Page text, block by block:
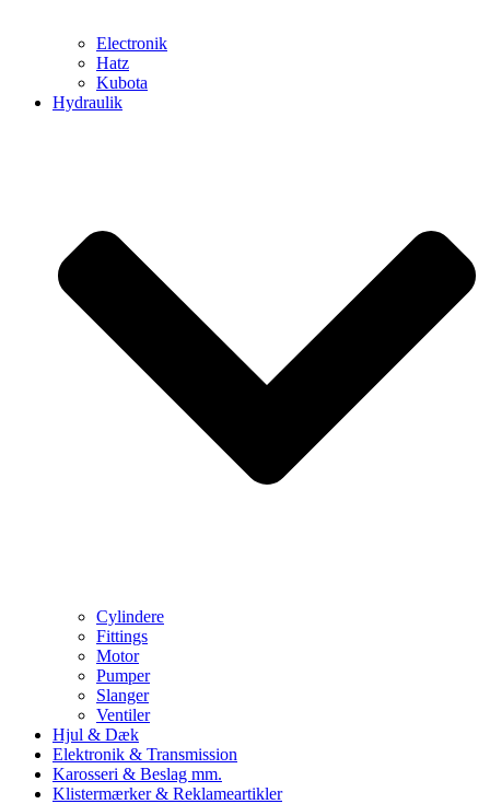
Electronik
Hatz
Kubota
Hydraulik
Cylindere
Fittings
Motor
Pumper
Slanger
Ventiler
Hjul & Dæk
Elektronik & Transmission
Karosseri & Beslag mm.
Klistermærker & Reklameartikler